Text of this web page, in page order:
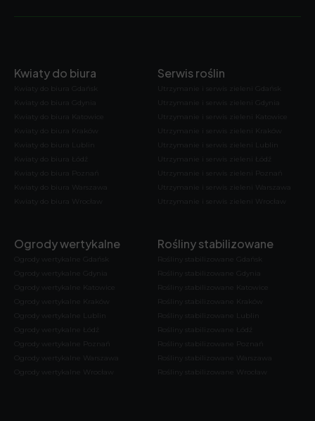
Kwiaty do biura
Kwiaty do biura Gdańsk
Kwiaty do biura Gdynia
Kwiaty do biura Katowice
Kwiaty do biura Kraków
Kwiaty do biura Lublin
Kwiaty do biura Łódź
Kwiaty do biura Poznań
Kwiaty do biura Warszawa
Kwiaty do biura Wrocław
Serwis roślin
Utrzymanie i serwis zieleni Gdańsk
Utrzymanie i serwis zieleni Gdynia
Utrzymanie i serwis zieleni Katowice
Utrzymanie i serwis zieleni Kraków
Utrzymanie i serwis zieleni Lublin
Utrzymanie i serwis zieleni Łódź
Utrzymanie i serwis zieleni Poznań
Utrzymanie i serwis zieleni Warszawa
Utrzymanie i serwis zieleni Wrocław
Ogrody wertykalne
Ogrody wertykalne Gdańsk
Ogrody wertykalne Gdynia
Ogrody wertykalne Katowice
Ogrody wertykalne Kraków
Ogrody wertykalne Lublin
Ogrody wertykalne Łódź
Ogrody wertykalne Poznań
Ogrody wertykalne Warszawa
Ogrody wertykalne Wrocław
Rośliny stabilizowane
Rośliny stabilizowane Gdańsk
Rośliny stabilizowane Gdynia
Rośliny stabilizowane Katowice
Rośliny stabilizowane Kraków
Rośliny stabilizowane Lublin
Rośliny stabilizowane Łódź
Rośliny stabilizowane Poznań
Rośliny stabilizowane Warszawa
Rośliny stabilizowane Wrocław